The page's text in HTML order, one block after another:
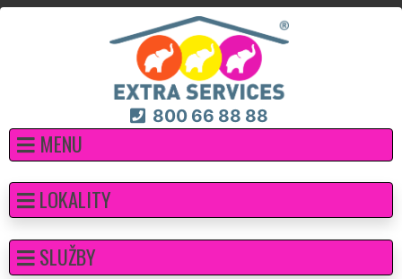
800 66 88 88
MENU
LOKALITY
SLUŽBY